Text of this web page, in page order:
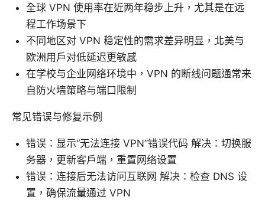
全球 VPN 使用率在近两年稳步上升，尤其是在远
程工作场景下
不同地区对 VPN 稳定性的需求差异明显，北美与
欧洲用户对低延迟更敏感
在学校与企业网络环境中，VPN 的断线问题通常来
自防火墙策略与端口限制
常见错误与修复示例
错误：显示“无法连接 VPN”错误代码 解决：切换服
务器，更新客户端，重置网络设置
错误：连接后无法访问互联网 解决：检查 DNS 设
置，确保流量通过 VPN